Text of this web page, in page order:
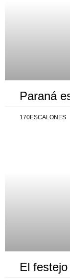
Paraná
170ESCALONES
El